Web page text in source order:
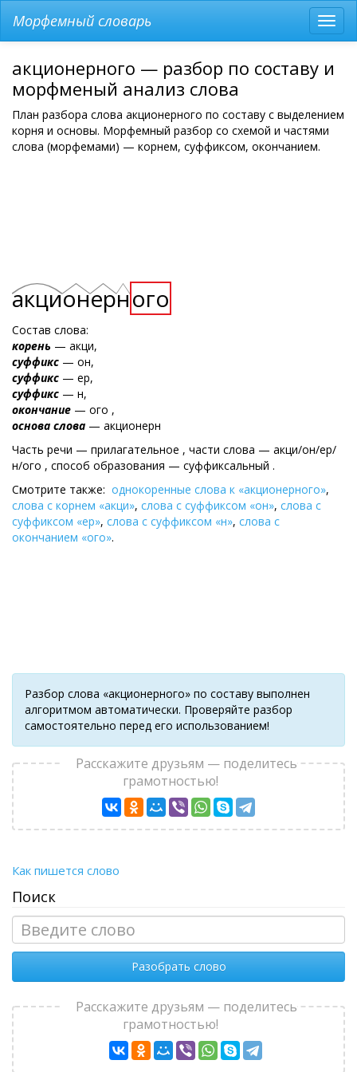
меню
Морфемный словарь
акционерного — разбор по составу и
морфменый анализ слова
План разбора слова акционерного по составу с выделением
корня и основы. Морфемный разбор со схемой и частями
слова (морфемами) — корнем, суффиксом, окончанием.
акционерного
Состав слова:
корень — акци,
суффикс — он,
суффикс — ер,
суффикс — н,
окончание — ого ,
основа слова — акционерн
Часть речи — прилагательное , части слова — акци/он/ер/
н/ого , cпособ образования — суффиксальный .
Смотрите также: однокоренные слова к «акционерного»,
слова с корнем «акци», слова с суффиксом «он», слова с
суффиксом «ер», слова с суффиксом «н», слова с
окончанием «ого».
Разбор слова «акционерного» по составу выполнен
алгоритмом автоматически. Проверяйте разбор
самостоятельно перед его использованием!
Расскажите друзьям — поделитесь
грамотностью!
Как пишется слово
Поиск
Разобрать слово
Расскажите друзьям — поделитесь
грамотностью!